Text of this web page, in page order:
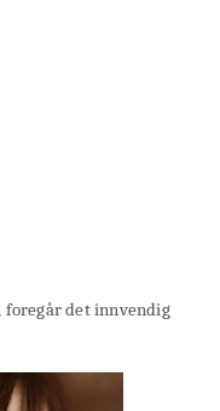
foregår det innvendig